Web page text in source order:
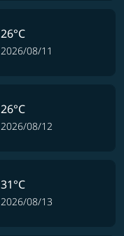
26°C
2026/08/11
26°C
2026/08/12
31°C
2026/08/13